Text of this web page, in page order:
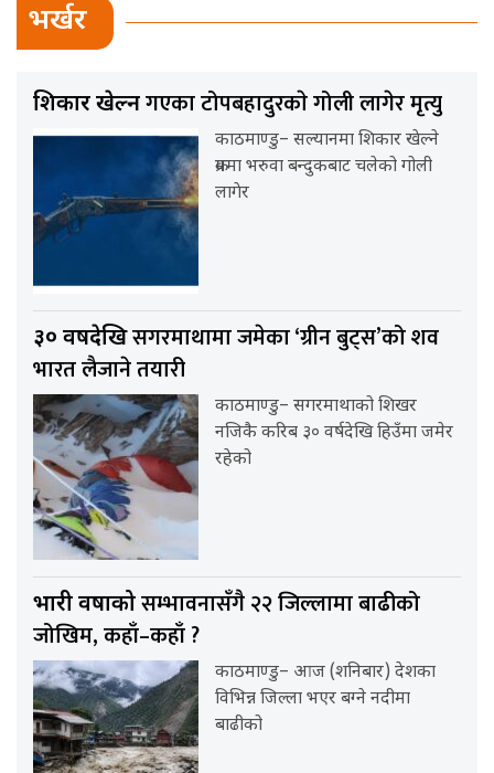
भर्खर
शिकार खेल्नगएका टोपबहादुरकाे गोली लागेर मृत्यु
काठमाण्डु– सल्यानमा शिकार खेल्ने
क्रममा भरुवा बन्दुकबाट चलेको गोली
लागेर
३० वर्षदेखिसगरमाथामा जमेका ‘ग्रीन बुट्स’को शव
भारत लैजाने तयारी
काठमाण्डु– सगरमाथाको शिखर
नजिकै करिब ३० वर्षदेखि हिउँमा जमेर
रहेको
भारी वर्षाकोसम्भावनासँगै २२ जिल्लामा बाढीको
जोखिम, कहाँ–कहाँ ?
काठमाण्डु– आज (शनिबार) देशका
विभिन्न जिल्ला भएर बग्ने नदीमा
बाढीको